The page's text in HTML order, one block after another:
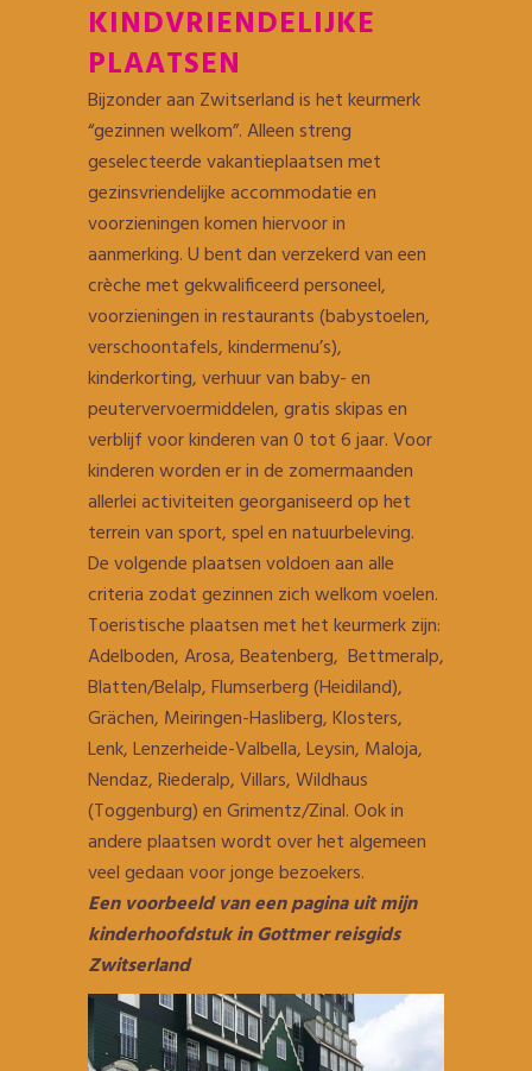
KINDVRIENDELIJKE
PLAATSEN
Bijzonder aan Zwitserland is het keurmerk
“gezinnen welkom”. Alleen streng
geselecteerde vakantieplaatsen met
gezinsvriendelijke accommodatie en
voorzieningen komen hiervoor in
aanmerking. U bent dan verzekerd van een
crèche met gekwalificeerd personeel,
voorzieningen in restaurants (babystoelen,
verschoontafels, kindermenu’s),
kinderkorting, verhuur van baby- en
peutervervoermiddelen, gratis skipas en
verblijf voor kinderen van 0 tot 6 jaar. Voor
kinderen worden er in de zomermaanden
allerlei activiteiten georganiseerd op het
terrein van sport, spel en natuurbeleving.
De volgende plaatsen voldoen aan alle
criteria zodat gezinnen zich welkom voelen.
Toeristische plaatsen met het keurmerk zijn:
Adelboden, Arosa, Beatenberg, Bettmeralp,
Blatten/Belalp, Flumserberg (Heidiland),
Grächen, Meiringen-Hasliberg, Klosters,
Lenk, Lenzerheide-Valbella, Leysin, Maloja,
Nendaz, Riederalp, Villars, Wildhaus
(Toggenburg) en Grimentz/Zinal. Ook in
andere plaatsen wordt over het algemeen
veel gedaan voor jonge bezoekers.
Een voorbeeld van een pagina uit mijn
kinderhoofdstuk in Gottmer reisgids
Zwitserland